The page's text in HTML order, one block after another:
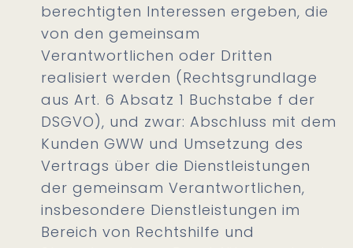
berechtigten Interessen ergeben, die
von den gemeinsam
Verantwortlichen oder Dritten
realisiert werden (Rechtsgrundlage
aus Art. 6 Absatz 1 Buchstabe f der
DSGVO), und zwar: Abschluss mit dem
Kunden GWW und Umsetzung des
Vertrags über die Dienstleistungen
der gemeinsam Verantwortlichen,
insbesondere Dienstleistungen im
Bereich von Rechtshilfe und